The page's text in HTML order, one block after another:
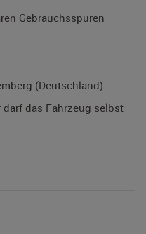
Gebrauchsspuren
(Deutschland)
darf das Fahrzeug selbst